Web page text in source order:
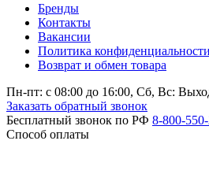
Бренды
Контакты
Вакансии
Политика конфиденциальности
Возврат и обмен товара
Пн-пт: c 08:00 до 16:00, Сб, Вс:
Заказать обратный звонок
Бесплатный звонок по РФ 8-800-
Способ оплаты